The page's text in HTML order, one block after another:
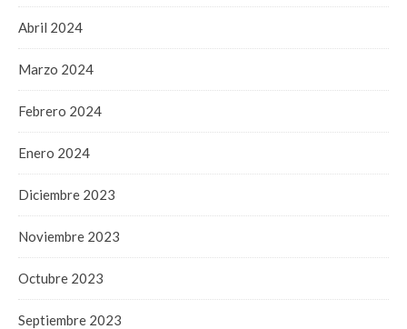
Abril 2024
Marzo 2024
Febrero 2024
Enero 2024
Diciembre 2023
Noviembre 2023
Octubre 2023
Septiembre 2023